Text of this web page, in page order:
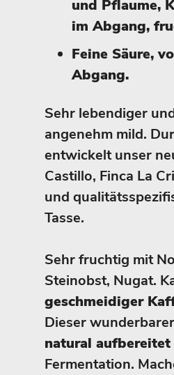
und Pflaume,
im Abgang,
Feine Säure,
Abgang.
Sehr lebendiger
angenehm mild.
entwickelt unser
Castillo, Finca La
und
Tasse.
Sehr fruchtig mit
Steinobst, Nugat.
geschmeidiger
Dieser
natural aufbereitet
Fermentation.